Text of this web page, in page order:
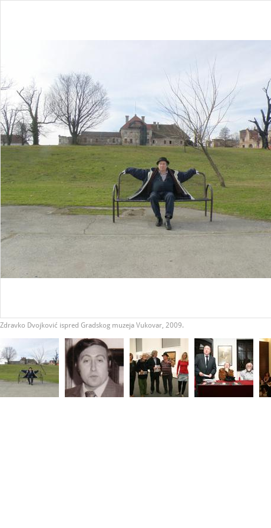
Zdravko Dvojković ispred Gradskog muzeja Vukovar, 2009.